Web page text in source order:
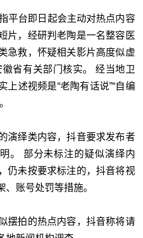
平台即日起会主动对热点内容
片，经研判老陶是一名整容医
急救，怀疑相关影片高度似虚
省有关部门核实。 经当地卫
述视频是“老陶有话说”“自编
演绎类内容，抖音要求发布者
。 部分未标注的疑似演绎内
仍未按要求标注的，抖音将视
账号处罚等措施。
摆拍的热点内容，抖音称将请